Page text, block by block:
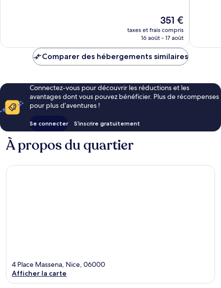
Le
nouveau
prix
de
351 €
taxes et frais compris
16 août - 17 août
Comparer des hébergements similaires
Connectez-vous pour découvrir les réductions et les
avantages dont vous pouvez bénéficier. Plus de récompenses
pour plus d’aventures !
Se connecter S’inscrire gratuitement
À propos du quartier
4 Place Massena, Nice, 06000
Afficher la carte